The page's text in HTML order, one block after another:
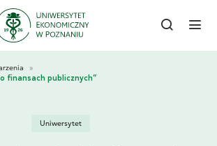
Uniwersytet